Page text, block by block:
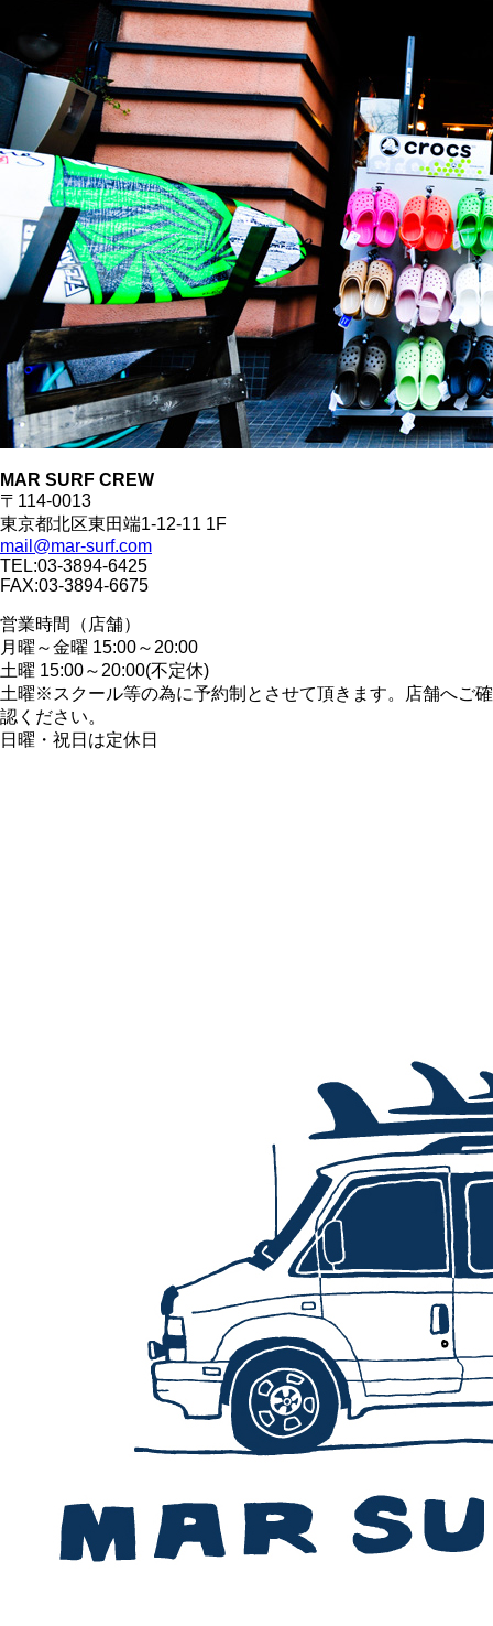
MAR SURF CREW
〒114-0013
東京都北区東田端1-12-11 1F
mail@mar-surf.com
TEL:03-3894-6425
FAX:03-3894-6675
営業時間（店舗）
月曜～金曜 15:00～20:00
土曜 15:00～20:00(不定休)
土曜※スクール等の為に予約制とさせて頂きます。店舗へご確
認ください。
日曜・祝日は定休日